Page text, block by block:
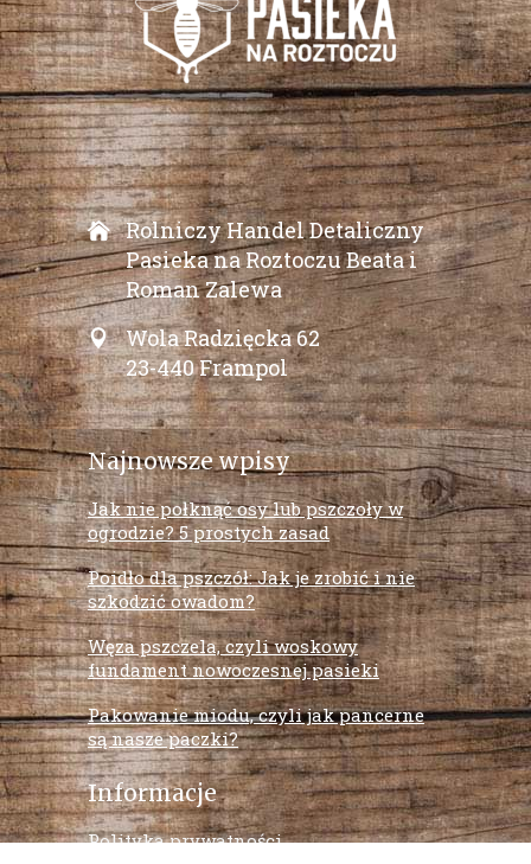
Rolniczy Handel Detaliczny
Pasieka na Roztoczu Beata i
Roman Zalewa
Wola Radzięcka 62
23-440 Frampol
Najnowsze wpisy
Jak nie połknąć osy lub pszczoły w
ogrodzie? 5 prostych zasad
Poidło dla pszczół: Jak je zrobić i nie
szkodzić owadom?
Węza pszczela, czyli woskowy
fundament nowoczesnej pasieki
Pakowanie miodu, czyli jak pancerne
są nasze paczki?
Informacje
Polityka prywatności